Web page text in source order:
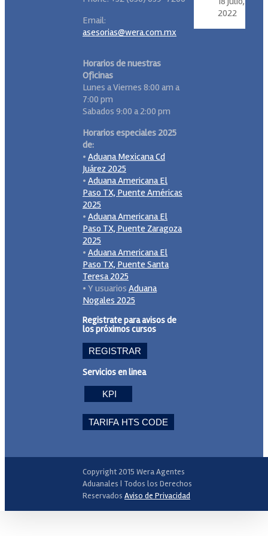
2022
Email:
asesorias@wera.com.mx
Horarios de nuestras
Oficinas
Lunes a Viernes 8:00 am a
7:00 pm
Sabados 9:00 a 2:00 pm
Horarios especiales 2025
de:
• Aduana Mexicana Cd
Juárez 2025
• Aduana Americana El
Paso TX, Puente Américas
2025
• Aduana Americana El
Paso TX, Puente Zaragoza
2025
• Aduana Americana El
Paso TX, Puente Santa
Teresa 2025
• Y usuarios Aduana
Nogales 2025
Registrate para avisos de
los próximos cursos
REGISTRAR
Servicios en linea
KPI
TARIFA HTS CODE
Copyright 2015 Wera Agentes
Aduanales | Todos los Derechos
Reservados Aviso de Privacidad